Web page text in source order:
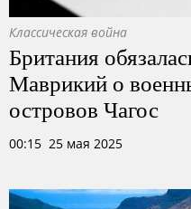
Классическая война
Британия
Маврикий о
островов Чагос
00:15 25 мая 2025